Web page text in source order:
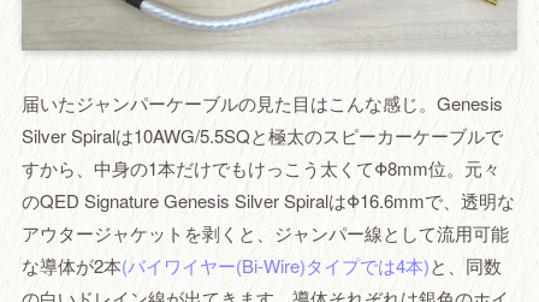
届いたジャンパーケーブルの見た目はこんな感じ。Genesis
Silver Spiralは10AWG/5.5SQと極太のスピーカーケーブルで
すから、中身の1本だけでもけっこう太くてΦ8mm位。元々
のQED Signature Genesis Silver SpiralはΦ16.6mmで、透明な
アウタージャケットを剥くと、ジャンパー線として流用可能
な導体が2本(バイワイヤー(Bi-Wire)タイプでは4本)と、同数